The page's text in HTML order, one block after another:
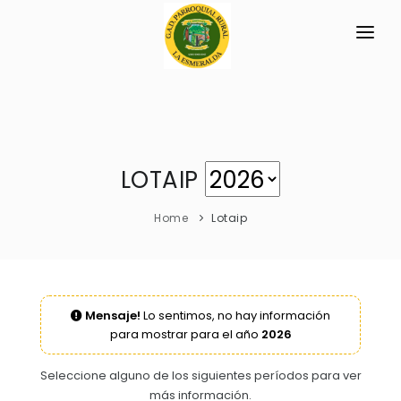
RESEÑA HISTÓRICA
GEOGRAFÍA
Clima
Sesiones Ordinarias
Sesiones Extraordinarias
Resoluciones
MECANISMOS DE PARTICIPACIÓN
CIUDADANÍA ACTIVA
Solicitud de acceso información pública
TURISMO
LOTAIP
Home Lotaip
Mensaje! Lo sentimos, no hay información
para mostrar para el año 2026
Seleccione alguno de los siguientes períodos para ver
más información.